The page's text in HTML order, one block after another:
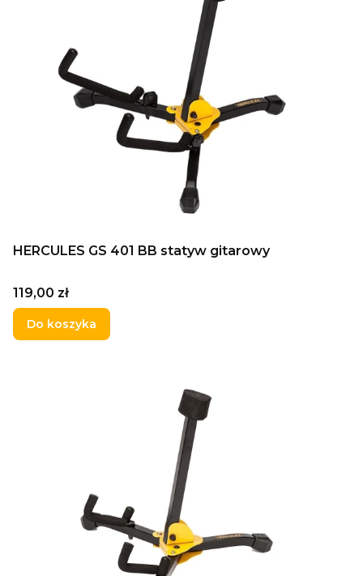
HERCULES GS 401 BB statyw gitarowy
Cena
119,00 zł
Do koszyka